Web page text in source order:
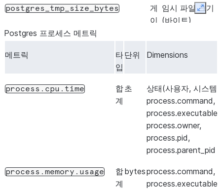
postgres_tmp_size_bytes
게
이
임시 파일 크기
(바이트)
postgres_locking_transactions게 부여된 잠금 수
postgres_locked_transactions
게
이
지
대기 중/차단된
잠금 수
지 (예: 180003 =
18.0.3)
Postgres 프로세스 메트릭
메트릭
타
입
단위 Dimensions
process.cpu.time
합
계
초
상태(사용자, 시스템
process.command,
process.owner,
process.pid,
process.parent_pid
process.memory.usage
합
계
bytesprocess.command,